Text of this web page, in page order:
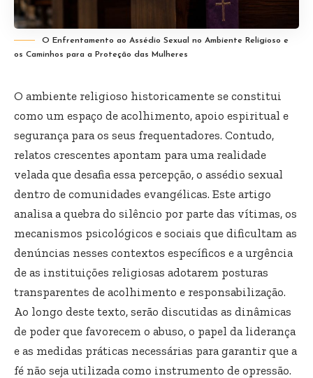
O Enfrentamento ao Assédio Sexual no Ambiente Religioso e
os Caminhos para a Proteção das Mulheres
O ambiente religioso historicamente se constitui
como um espaço de acolhimento, apoio espiritual e
segurança para os seus frequentadores. Contudo,
relatos crescentes apontam para uma realidade
velada que desafia essa percepção, o assédio sexual
dentro de comunidades evangélicas. Este artigo
analisa a quebra do silêncio por parte das vítimas, os
mecanismos psicológicos e sociais que dificultam as
denúncias nesses contextos específicos e a urgência
de as instituições religiosas adotarem posturas
transparentes de acolhimento e responsabilização.
Ao longo deste texto, serão discutidas as dinâmicas
de poder que favorecem o abuso, o papel da liderança
e as medidas práticas necessárias para garantir que a
fé não seja utilizada como instrumento de opressão.